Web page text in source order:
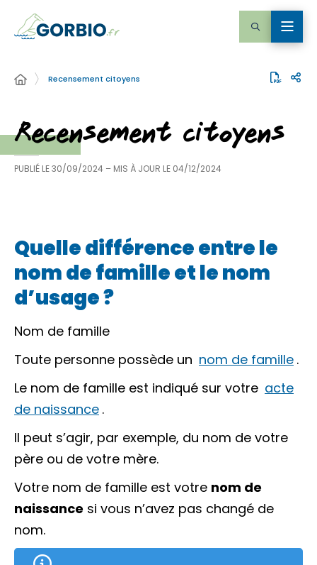
Recensement citoyens
Recensement citoyens
PUBLIÉ LE30/09/2024 – MIS À JOUR LE 04/12/2024
Quelle différence entre le
nom de famille et le nom
d’usage ?
Nom de famille
Toute personne possède un nom de famille .
Le nom de famille est indiqué sur votre acte
de naissance .
Il peut s’agir, par exemple, du nom de votre
père ou de votre mère.
Votre nom de famille est votre nom de
naissance si vous n’avez pas changé de
nom.